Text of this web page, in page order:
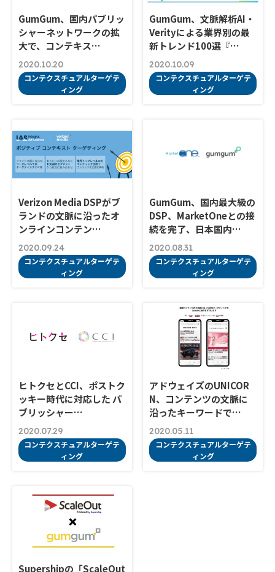
GumGum、国内パブリッ
シャーネットワークの拡
大で、コンテキス…
2020.10.20
コンテクスチュアルターゲテ
ィング
GumGum、文脈解析AI・
Verityによる業界別の最
新トレンド100選『…
2020.10.09
コンテクスチュアルターゲテ
ィング
Verizon Media DSPがブ
ランドの文脈に沿ったオ
ンラインコンテン…
2020.09.24
コンテクスチュアルターゲテ
ィング
GumGum、国内最大級の
DSP、MarketOneとの接
続を完了、日本国内…
2020.08.31
コンテクスチュアルターゲテ
ィング
ヒトクセとCCI、ポストク
ッキー時代に対応した パ
ブリッシャー…
2020.07.29
コンテクスチュアルターゲテ
ィング
アドウェイズのUNICOR
N、コンテンツの文脈に
沿ったキーワードで…
2020.05.11
コンテクスチュアルターゲテ
ィング
Supershipの「ScaleOut